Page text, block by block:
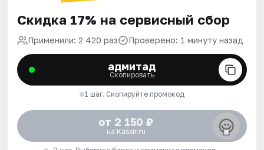
Скидка 17% на сервисный сбор
Применили: 2 420 раз Проверено: 1 минуту назад
адмитад
Скопировать
1 шаг. Скопируйте промокод
от 2 150 ₽
на Kassir.ru